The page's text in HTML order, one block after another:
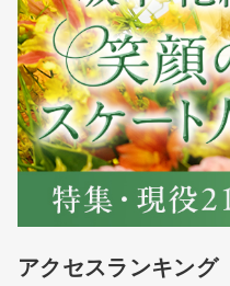
アクセスランキング